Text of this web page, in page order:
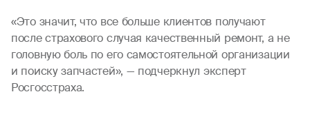
«Это значит, что все больше клиентов получают
после страхового случая качественный ремонт, а не
головную боль по его самостоятельной организации
и поиску запчастей», — подчеркнул эксперт
Росгосстраха.